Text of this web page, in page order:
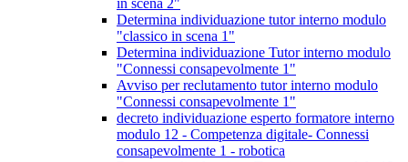
in scena 2"
Determina individuazione tutor interno modulo
"classico in scena 1"
Determina individuazione Tutor interno modulo
"Connessi consapevolmente 1"
Avviso per reclutamento tutor interno modulo
"Connessi consapevolmente 1"
decreto individuazione esperto formatore interno
modulo 12 - Competenza digitale- Connessi
consapevolmente 1 - robotica